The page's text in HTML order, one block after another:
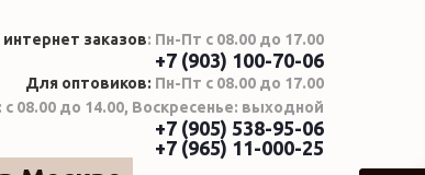
заказов: Пн-Пт с 08.00 до 17.00
+7 (903) 100-70-06
Для оптовиков: Пн-Пт с 08.00 до 17.00
с 08.00 до 14.00, Воскресенье: выходной
+7 (905) 538-95-06
+7 (965) 11-000-25